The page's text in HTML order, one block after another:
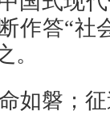
作答“社
。
如磐；